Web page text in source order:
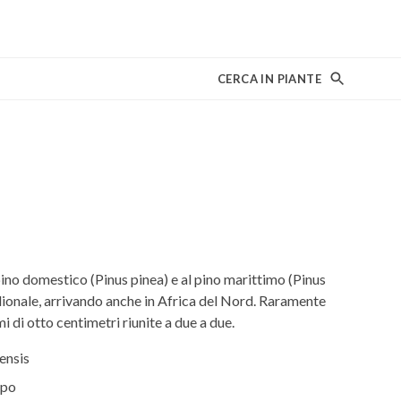
CERCA IN PIANTE
domestico (Pinus pinea) e al pino marittimo (Pinus
arrivando anche in Africa del Nord. Raramente
di otto centimetri riunite a due a due.